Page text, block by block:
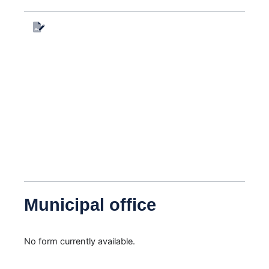
Municipal office
No form currently available.